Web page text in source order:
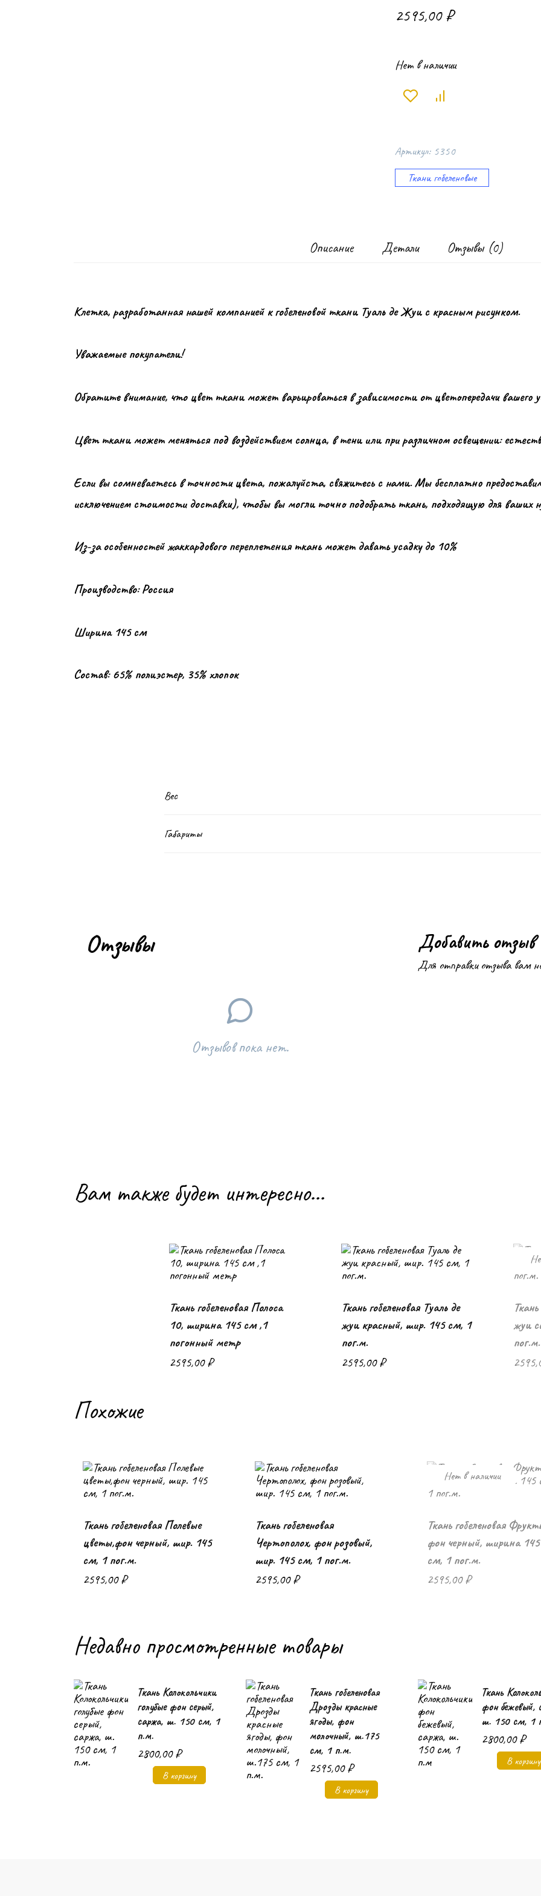
2595,00₽
Нет в наличии
Артикул: 5350
Ткани гобеленовые
Описание Детали Отзывы (0)
Клетка, разработанная нашей компанией к гобеленовой ткани Туаль де Жуи с красным рисунком.
Уважаемые покупатели!
Обратите внимание, что цвет ткани может варьироваться в зависимости от цветопередачи вашего
Цвет ткани может меняться под воздействием солнца, в тени или при различном освещении:
Если вы сомневаетесь в точности цвета, пожалуйста, свяжитесь с нами. Мы бесплатно
исключением стоимости доставки), чтобы вы могли точно подобрать ткань, подходящую для ваших
Из-за особенностей жаккардового переплетения ткань может давать усадку до 10%
Производство: Россия
Ширина 145 см
Состав: 65% полиэстер, 35% хлопок
Вес
Габариты
Отзывы
Отзывов пока нет.
Добавить отзыв
Для отправки отзыва вам
Вам также будет интересно…
В корзину
Ткань гобеленовая Полоса
10, ширина 145 см ,1
погонный метр
2595,00₽
В корзину
Ткань гобеленовая Туаль де
жуи красный, шир. 145 см, 1
пог.м.
2595,00₽
жуи
пог.м.
Похожие
В корзину
Ткань гобеленовая Полевые
цветы,фон черный, шир. 145
см, 1 пог.м.
2595,00₽
В корзину
Ткань гобеленовая
Чертополох, фон розовый,
шир. 145 см, 1 пог.м.
2595,00₽
Нет в наличии
Ткань гобеленовая
фон черный, ширина 145
см, 1 пог.м.
2595,00₽
Недавно просмотренные товары
Ткань Колокольчики
голубые фон серый,
саржа, ш. 150 см, 1
п.м.
2800,00₽
В корзину
Ткань гобеленовая
Дрозды красные
ягоды, фон
молочный, ш.175
см, 1 п.м.
2595,00₽
В корзину
Ткань
фон бежевый,
ш. 150 см, 1
2800,00₽
В корзину